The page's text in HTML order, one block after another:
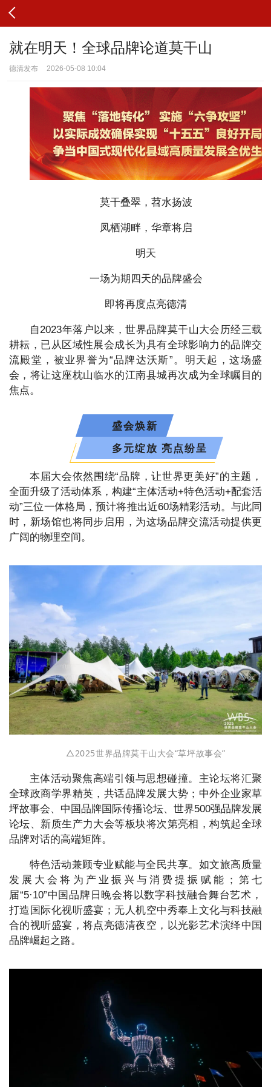
就在明天！全球品牌论道莫干山
德清发布 2026-05-08 10:04
莫干叠翠，苕水扬波
凤栖湖畔，华章将启
明天
一场为期四天的品牌盛会
即将再度点亮德清
自2023年落户以来，世界品牌莫干山大会历经三载
耕耘，已从区域性展会成长为具有全球影响力的品牌交
流殿堂，被业界誉为“品牌达沃斯”。明天起，这场盛
会，将让这座枕山临水的江南县城再次成为全球瞩目的
焦点。
盛会焕新
多元绽放 亮点纷呈
本届大会依然围绕“品牌，让世界更美好”的主题，
全面升级了活动体系，构建“主体活动+特色活动+配套活
动”三位一体格局，预计将推出近60场精彩活动。与此同
时，新场馆也将同步启用，为这场品牌交流活动提供更
广阔的物理空间。
△2025世界品牌莫干山大会“草坪故事会”
主体活动聚焦高端引领与思想碰撞。主论坛将汇聚
全球政商学界精英，共话品牌发展大势；中外企业家草
坪故事会、中国品牌国际传播论坛、世界500强品牌发展
论坛、新质生产力大会等板块将次第亮相，构筑起全球
品牌对话的高端矩阵。
特色活动兼顾专业赋能与全民共享。如文旅高质量
发展大会将为产业振兴与消费提振赋能；第七
届“5·10”中国品牌日晚会将以数字科技融合舞台艺术，
打造国际化视听盛宴；无人机空中秀奉上文化与科技融
合的视听盛宴，将点亮德清夜空，以光影艺术演绎中国
品牌崛起之路。